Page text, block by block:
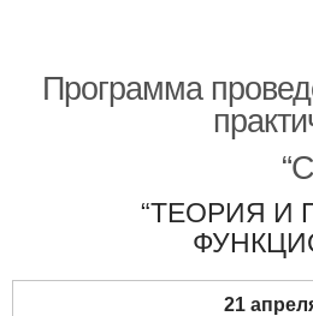
Программа
“ТЕОРИЯ И
21